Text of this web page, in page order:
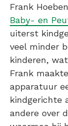
Frank
Baby- en
uiterst
veel minder
kinderen,
Frank
apparatuur
kindgerichte
andere over